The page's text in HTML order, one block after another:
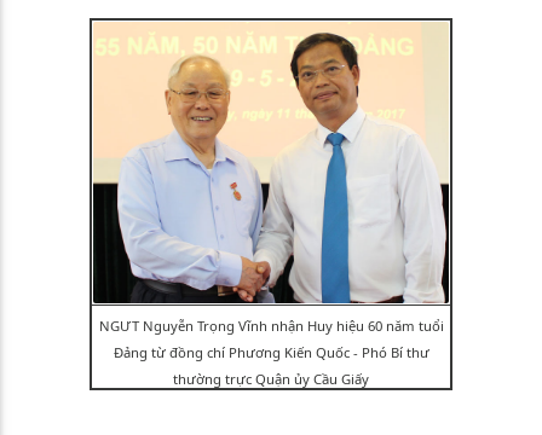
NGƯT Nguyễn Trọng Vĩnh nhận Huy hiệu 60 năm tuổi
Đảng từ đồng chí Phương Kiến Quốc - Phó Bí thư
thường trực Quận ủy Cầu Giấy